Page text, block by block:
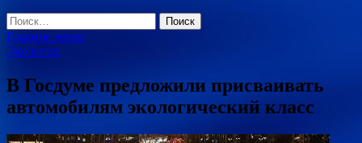
Найти:
Главное меню
Экология
В Госдуме предложили присваивать
автомобилям экологический класс